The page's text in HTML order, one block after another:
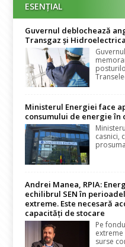
ESENȚIAL
Guvernul deblochează
Transgaz și
Ministerul Energiei face
consumului de energie în
casnici,
Andrei Manea, RPIA:
echilibrul SEN în
extreme. Este necesară
capacități de stocare
Pe
surse